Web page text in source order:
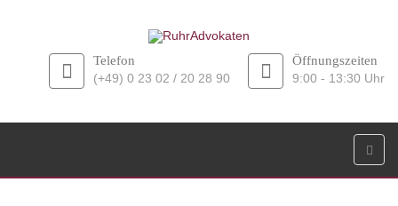
Telefon
(+49) 0 23 02 / 20 28 90
Öffnungszeiten
9:00 - 13:30 Uhr